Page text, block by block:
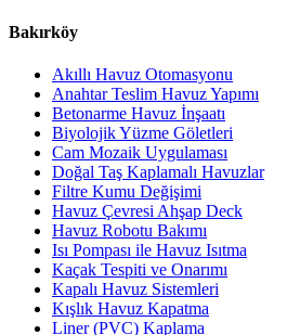
Bakırköy
Akıllı Havuz Otomasyonu
Anahtar Teslim Havuz Yapımı
Betonarme Havuz İnşaatı
Biyolojik Yüzme Göletleri
Cam Mozaik Uygulaması
Doğal Taş Kaplamalı Havuzlar
Filtre Kumu Değişimi
Havuz Çevresi Ahşap Deck
Havuz Robotu Bakımı
Isı Pompası ile Havuz Isıtma
Kaçak Tespiti ve Onarımı
Kapalı Havuz Sistemleri
Kışlık Havuz Kapatma
Liner (PVC) Kaplama